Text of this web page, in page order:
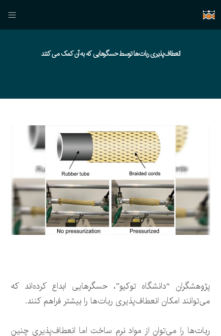
انعطاف‌پذیری ربات‌ها توسط حسگرهایی که به آن کمک می کنند
پژوهشگران “دانشگاه توکیو”، حسگرهایی ابداع کرده‌اند که
می‌توانند امکان انعطاف‌پذیری ربات‌ها را بیشتر فراهم کنند.
ربات‌ها را می‌توان از مواد نرم ساخت اما انعطاف‌پذیری چنین